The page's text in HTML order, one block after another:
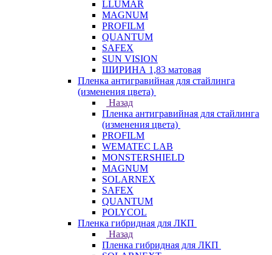
LLUMAR
MAGNUM
PROFILM
QUANTUM
SAFEX
SUN VISION
ШИРИНА 1,83 матовая
Пленка антигравийная для стайлинга
(изменения цвета)
Назад
Пленка антигравийная для стайлинга
(изменения цвета)
PROFILM
WEMATEC LAB
MONSTERSHIELD
MAGNUM
SOLARNEX
SAFEX
QUANTUM
POLYCOL
Пленка гибридная для ЛКП
Назад
Пленка гибридная для ЛКП